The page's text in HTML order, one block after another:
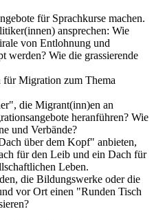
für Sprachkurse machen.
ansprechen: Wie
von Entlohnung und
werden? Wie die grassierende
für Migration zum Thema
die Migrant(inn)en an
heranführen? Wie
und Verbände?
über dem Kopf" anbieten,
für den Leib und ein Dach für
Leben.
die Bildungswerke oder die
vor Ort einen "Runden Tisch